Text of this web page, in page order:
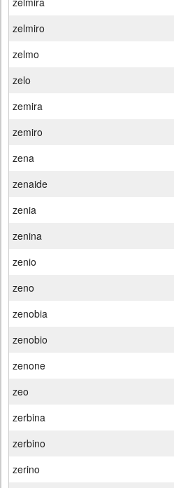
zelmiro
zelmo
zelo
zemira
zemiro
zena
zenaide
zenia
zenina
zenio
zeno
zenobia
zenobio
zenone
zeo
zerbina
zerbino
zerino